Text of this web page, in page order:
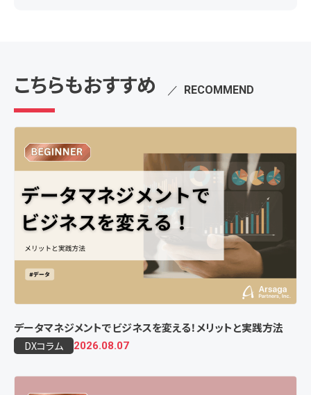
こちらもおすすめ ／ RECOMMEND
データマネジメントでビジネスを変える！メリットと実践方法
DXコラム 2026.08.07